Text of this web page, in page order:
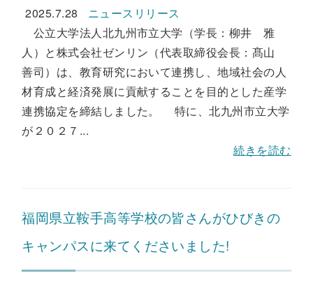
2025.7.28
ニュースリリース
公立大学法人北九州市立大学（学長：柳井 雅
人）と株式会社ゼンリン（代表取締役会長：髙山
善司）は、教育研究において連携し、地域社会の人
材育成と経済発展に貢献することを目的とした産学
連携協定を締結しました。 特に、北九州市立大学
が２０２７...
続きを読む
福岡県立鞍手高等学校の皆さんがひびきの
キャンパスに来てくださいました!